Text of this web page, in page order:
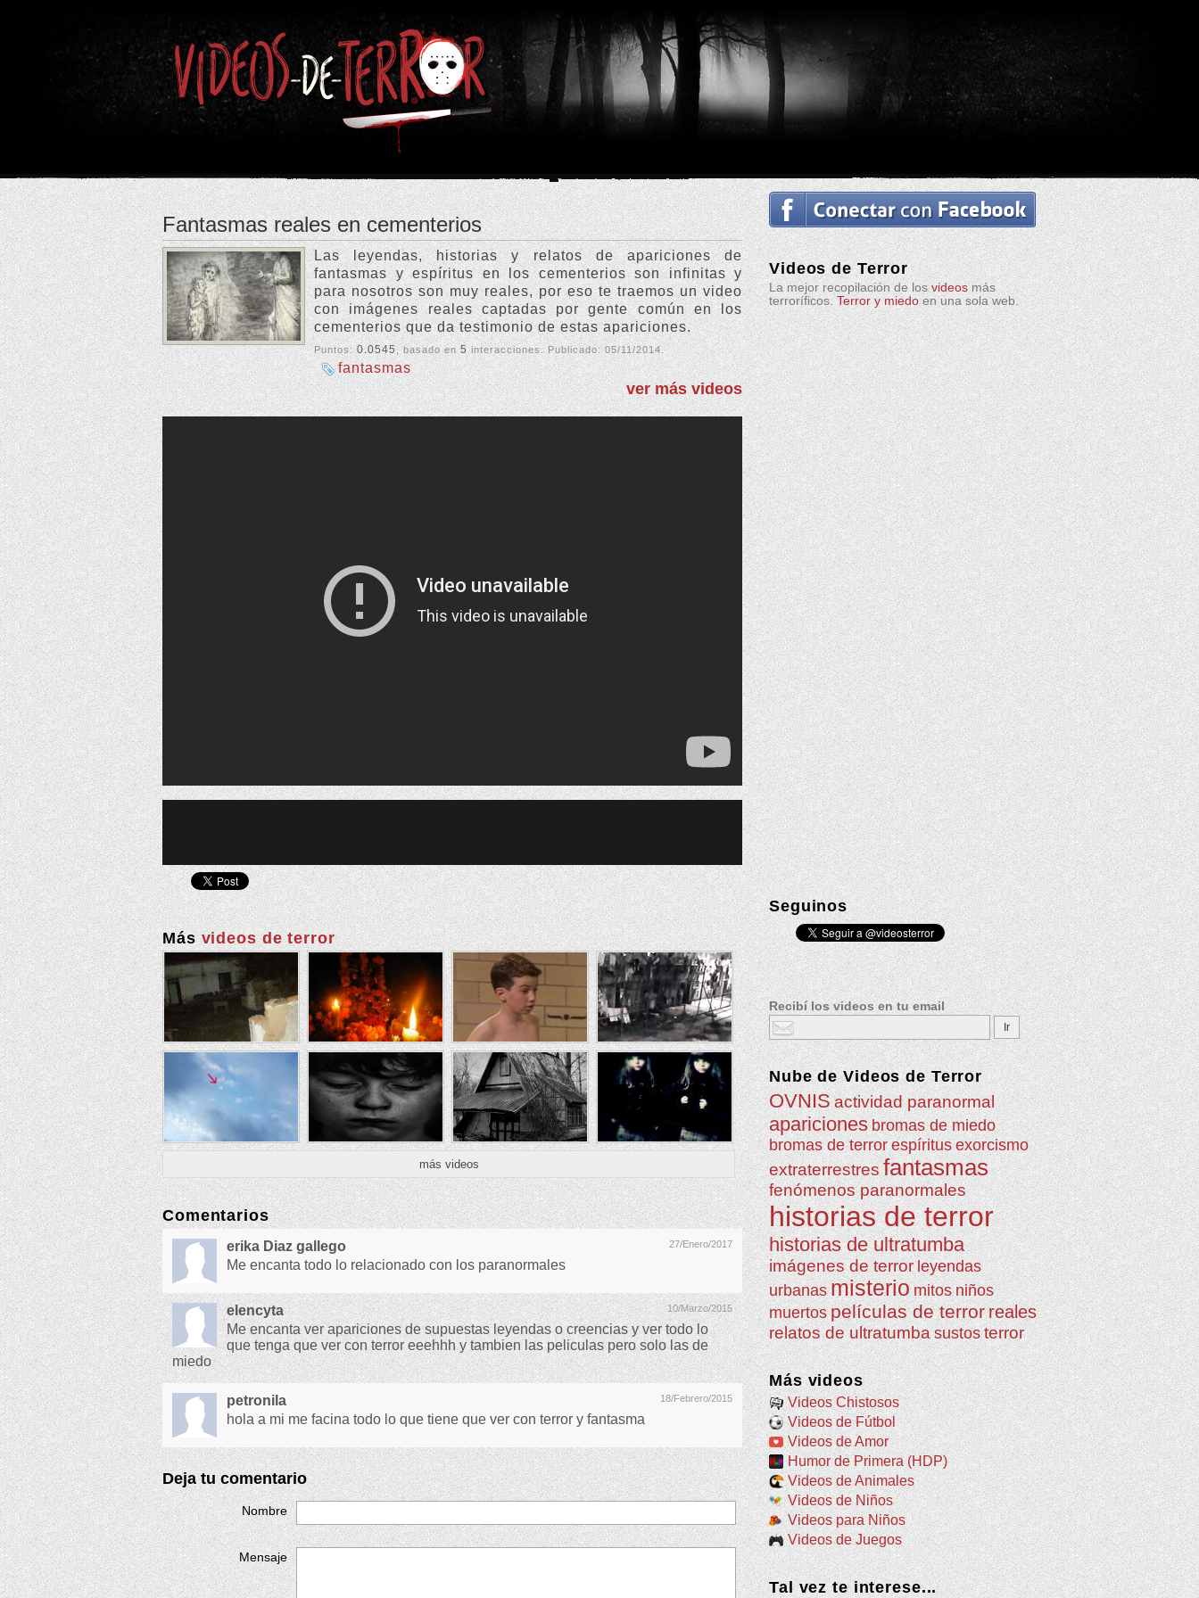
Videos de Terror
La mejor recopilación de losvideosmás
terroríficos.Terror y miedoen una sola web.
Fantasmas reales en cementerios
Las leyendas, historias y relatos de apariciones de
fantasmas y espíritus en los cementerios son infinitas y
para nosotros son muy reales, por eso te traemos un video
con imágenes reales captadas por gente común en los
cementerios que da testimonio de estas apariciones.
Puntos:0.0545 , basado en5interacciones. Publicado: 05/11/2014.
fantasmas
ver más videos
Másvideos de terror
más videos
Comentarios
27/Enero/2017
erika Diaz gallego
Me encanta todo lo relacionado con los paranormales
10/Marzo/2015
elencyta
Me encanta ver apariciones de supuestas leyendas o creencias y ver todo lo
que tenga que ver con terror eeehhh y tambien las peliculas pero solo las de
miedo
18/Febrero/2015
petronila
hola a mi me facina todo lo que tiene que ver con terror y fantasma
Deja tu comentario
Nombre
Mensaje
Seguinos
Recibí los videos en tu email
Nube deVideos de Terror
OVNISactividad paranormal
apariciones bromas de miedo
bromas de terror espíritus exorcismo
extraterrestresfantasmas
fenómenos paranormales
historias de terror
historias de ultratumba
imágenes de terror leyendas
urbanas misterio mitos niños
muertos películas de terrorreales
relatos de ultratumba sustos terror
Más videos
Videos Chistosos
Videos de Fútbol
Videos de Amor
Humor de Primera (HDP)
Videos de Animales
Videos de Niños
Videos para Niños
Videos de Juegos
Tal vez te interese...